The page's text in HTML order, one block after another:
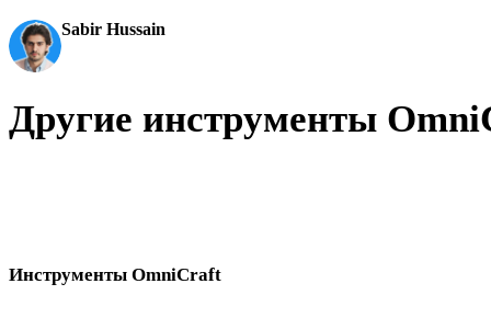
Sabir Hussain
Другие инструменты
Инструменты OmniCraft